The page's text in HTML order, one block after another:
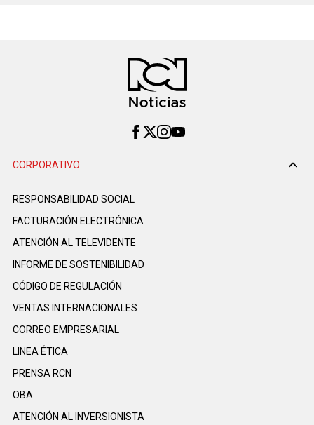
CORPORATIVO
RESPONSABILIDAD SOCIAL
FACTURACIÓN ELECTRÓNICA
ATENCIÓN AL TELEVIDENTE
INFORME DE SOSTENIBILIDAD
CÓDIGO DE REGULACIÓN
VENTAS INTERNACIONALES
CORREO EMPRESARIAL
LINEA ÉTICA
PRENSA RCN
OBA
ATENCIÓN AL INVERSIONISTA